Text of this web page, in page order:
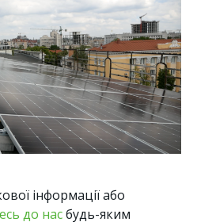
інформації або
до насбудь-яким